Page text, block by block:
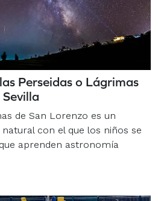
Perseidas o Lágrimas
de San Lorenzo es un
con el que los niños se
aprenden astronomía